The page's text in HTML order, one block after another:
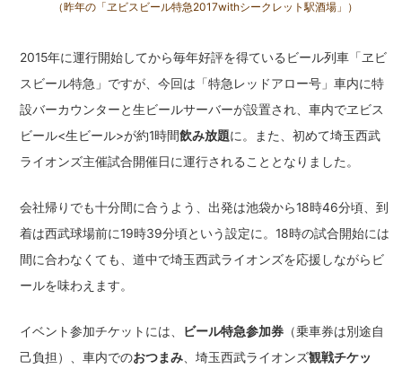
（昨年の「ヱビスビール特急2017withシークレット駅酒場」）
2015年に運行開始してから毎年好評を得ているビール列車「ヱビ
スビール特急」ですが、今回は「特急レッドアロー号」車内に特
設バーカウンターと生ビールサーバーが設置され、車内でヱビス
ビール<生ビール>が約1時間飲み放題に。また、初めて埼玉西武
ライオンズ主催試合開催日に運行されることとなりました。
会社帰りでも十分間に合うよう、出発は池袋から18時46分頃、到
着は西武球場前に19時39分頃という設定に。18時の試合開始には
間に合わなくても、道中で埼玉西武ライオンズを応援しながらビ
ールを味わえます。
イベント参加チケットには、 ビール特急参加券 （乗車券は別途自
己負担）、車内でのおつまみ、埼玉西武ライオンズ観戦チケッ